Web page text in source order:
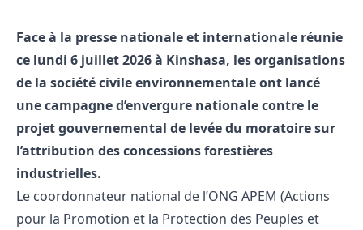
Face à la presse nationale et internationale réunie
ce lundi 6 juillet 2026 à Kinshasa, les organisations
de la société civile environnementale ont lancé
une campagne d’envergure nationale contre le
projet gouvernemental de levée du moratoire sur
l’attribution des concessions forestières
industrielles.
Le coordonnateur national de l’ONG APEM (Actions
pour la Promotion et la Protection des Peuples et